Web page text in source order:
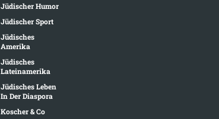
Jüdischer Humor
Jüdischer Sport
Jüdisches
Amerika
Jüdisches
Lateinamerika
Jüdisches Leben
In Der Diaspora
Koscher & Co